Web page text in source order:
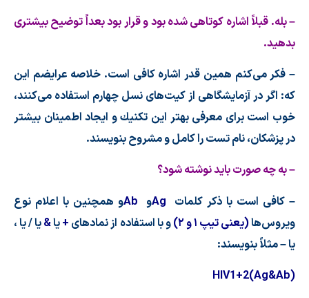
– بله. قبلاً اشاره كوتاهی شده بود و قرار بود بعداً توضیح بیشتری
بدهید.
– فكر میكنم همین قدر اشاره كافی است. خلاصه عرایضم این
كه: اگر در آزمایشگاهی از كیتهای نسل چهارم استفاده میكنند،
خوب است برای معرفی بهتر این تكنیك و ایجاد اطمینان بیشتر
در پزشكان، نام تست را كامل و مشروح بنویسند.
– به چه صورت باید نوشته شود؟
– كافی است با ذكر كلمات Agو Abو همچنین با اعلام نوع
ویروسها(یعنی تیپ ۱ و ۲) و با استفاده از نمادهای +یا&یا / یا ،
یا – مثلاً بنویسند:
HIV1+2(Ag&Ab)